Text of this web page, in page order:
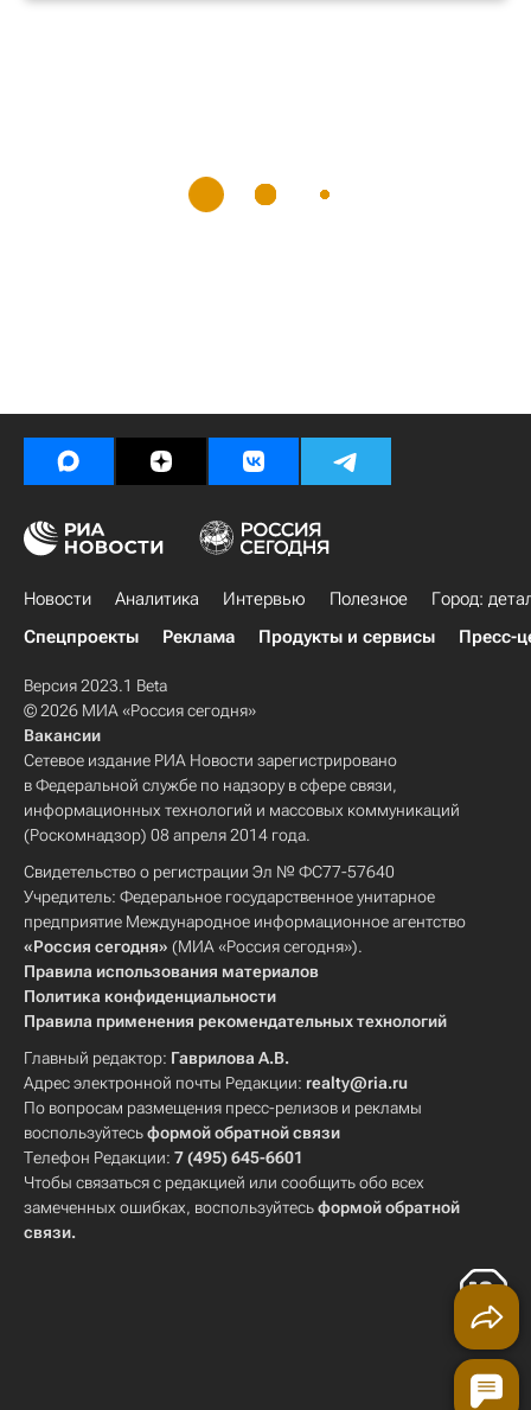
Новости Аналитика Интервью Полезное
Город:
Спецпроекты
Реклама Продукты и сервисы Пресс-
Версия 2023.1 Beta
© 2026 МИА «Россия сегодня»
Вакансии
Сетевое издание РИА Новости зарегистрировано
в Федеральной службе по надзору в сфере связи,
информационных технологий и массовых коммуникаций
(Роскомнадзор) 08 апреля 2014 года.
Свидетельство о регистрации Эл № ФС77-57640
Учредитель: Федеральное государственное унитарное
предприятие Международное информационное агентство
«Россия сегодня» (МИА «Россия сегодня»).
Правила использования материалов
Политика конфиденциальности
Правила применения рекомендательных технологий
Главный редактор: Гаврилова А.В.
Адрес электронной почты Редакции: realty@ria.ru
По вопросам размещения пресс-релизов и рекламы
воспользуйтесьформой обратной связи
Телефон Редакции: 7 (495) 645-6601
Чтобы связаться с редакцией или сообщить обо всех
замеченных ошибках, воспользуйтесьформой обратной
связи.